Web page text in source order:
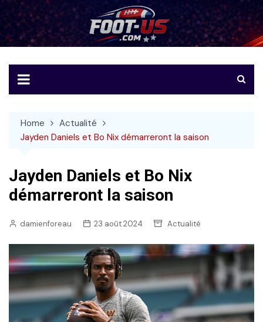
to
content
Foot-US
Le football américain en français
Home
Actualité
Jayden Daniels et Bo Nix démarreront la saison
Jayden Daniels et Bo Nix
démarreront la saison
damienforeau 23 août 2024 Actualité